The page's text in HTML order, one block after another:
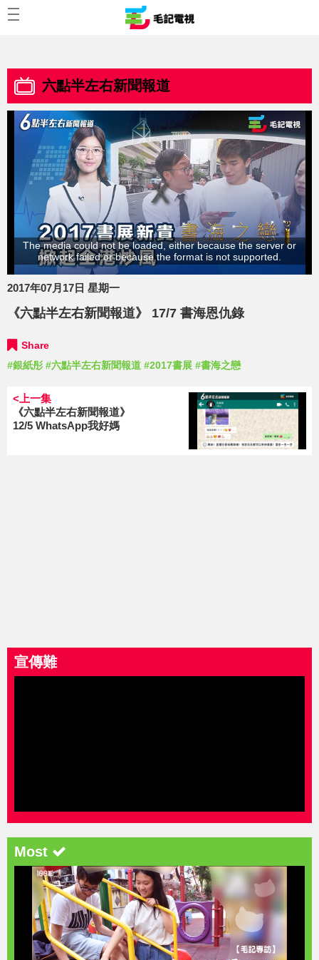
六點半左右新聞報道
The media could not be loaded, either because the server or
network failed or because the format is not supported.
2017年07月17日 星期一
《六點半左右新聞報道》 17/7 書海恩仇錄
Share
#銀紙彤 #六點半左右新聞報道 #2017書展 #書海之戀
<上一集
《六點半左右新聞報道》
12/5 WhatsApp我好媽
宣傳難
Most